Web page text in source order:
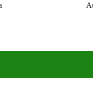
Birta) o găsiți